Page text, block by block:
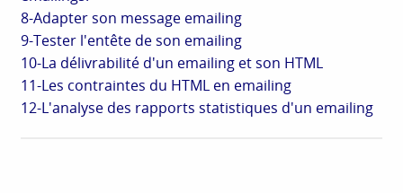
8-Adapter son message emailing
9-Tester l'entête de son emailing
10-La délivrabilité d'un emailing et son HTML
11-Les contraintes du HTML en emailing
12-L'analyse des rapports statistiques d'un emailing